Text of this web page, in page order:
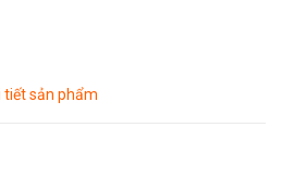
tiết sản phẩm